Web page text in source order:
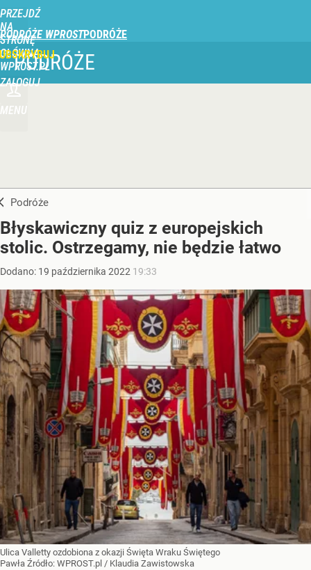
PRZEJDŹ
NA
STRONĘ
GŁÓWNĄ
WPROST.PL
PODRÓŻE WPROST
ZALOGUJ
MENU
PODRÓŻE
Podróże
Błyskawiczny quiz z europejskich
stolic. Ostrzegamy, nie będzie łatwo
Dodano: 19 października 2022 19:33
Ulica Valletty ozdobiona z okazji Święta Wraku Świętego
Pawła Źródło: WPROST.pl / Klaudia Zawistowska